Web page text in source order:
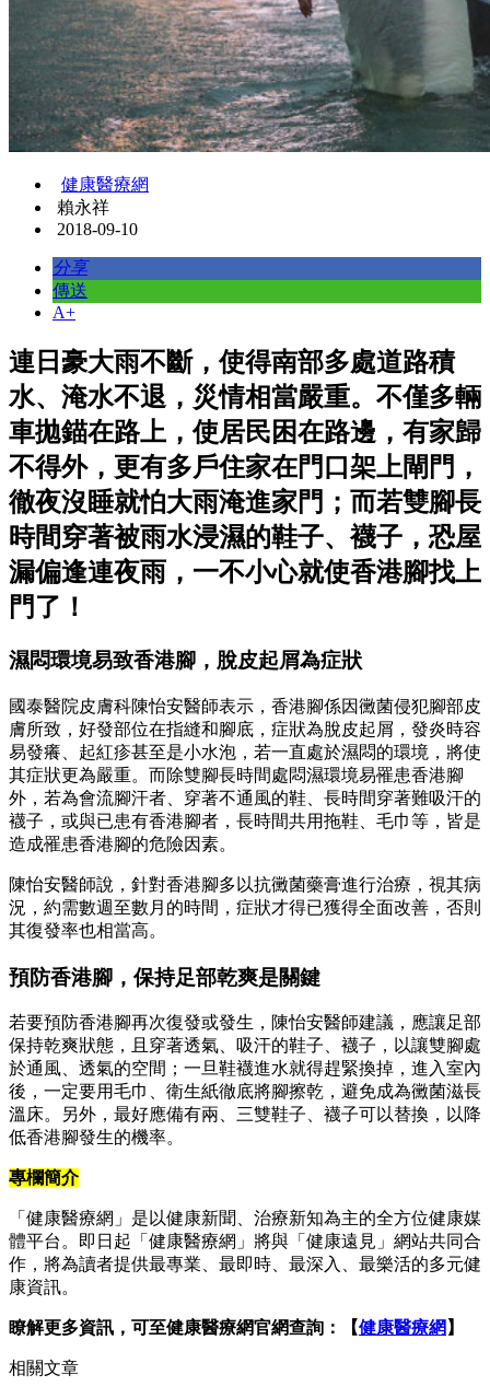
健康醫療網
賴永祥
2018-09-10
分享
傳送
A+
連日豪大雨不斷，使得南部多處道路積
水、淹水不退，災情相當嚴重。不僅多輛
車拋錨在路上，使居民困在路邊，有家歸
不得外，更有多戶住家在門口架上閘門，
徹夜沒睡就怕大雨淹進家門；而若雙腳長
時間穿著被雨水浸濕的鞋子、襪子，恐屋
漏偏逢連夜雨，一不小心就使香港腳找上
門了！
濕悶環境易致香港腳，脫皮起屑為症狀
國泰醫院皮膚科陳怡安醫師表示，香港腳係因黴菌侵犯腳部皮
膚所致，好發部位在指縫和腳底，症狀為脫皮起屑，發炎時容
易發癢、起紅疹甚至是小水泡，若一直處於濕悶的環境，將使
其症狀更為嚴重。而除雙腳長時間處悶濕環境易罹患香港腳
外，若為會流腳汗者、穿著不通風的鞋、長時間穿著難吸汗的
襪子，或與已患有香港腳者，長時間共用拖鞋、毛巾等，皆是
造成罹患香港腳的危險因素。
陳怡安醫師說，針對香港腳多以抗黴菌藥膏進行治療，視其病
況，約需數週至數月的時間，症狀才得已獲得全面改善，否則
其復發率也相當高。
預防香港腳，保持足部乾爽是關鍵
若要預防香港腳再次復發或發生，陳怡安醫師建議，應讓足部
保持乾爽狀態，且穿著透氣、吸汗的鞋子、襪子，以讓雙腳處
於通風、透氣的空間；一旦鞋襪進水就得趕緊換掉，進入室內
後，一定要用毛巾、衛生紙徹底將腳擦乾，避免成為黴菌滋長
溫床。另外，最好應備有兩、三雙鞋子、襪子可以替換，以降
低香港腳發生的機率。
專欄簡介
「健康醫療網」是以健康新聞、治療新知為主的全方位健康媒
體平台。即日起「健康醫療網」將與「健康遠見」網站共同合
作，將為讀者提供最專業、最即時、最深入、最樂活的多元健
康資訊。
瞭解更多資訊，可至健康醫療網官網查詢：【健康醫療網 】
相關文章